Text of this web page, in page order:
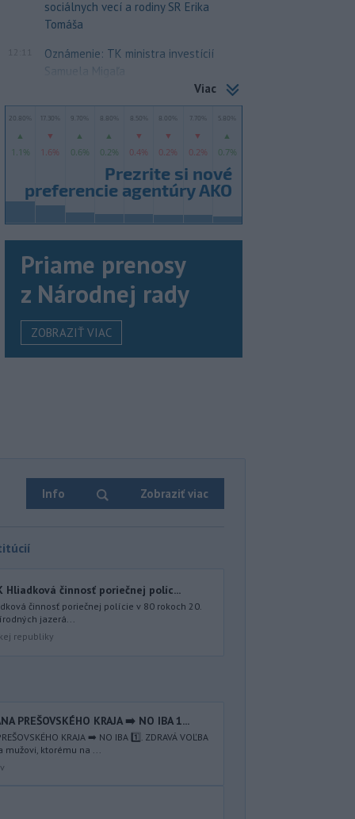
sociálnych vecí a rodiny SR Erika
Tomáša
Oznámenie: TK ministra investícií
Samuela Migaľa
Viac
Priame prenosy
z Národnej rady
ZOBRAZIŤ VIAC
Info Zobraziť viac
Hliadková činnosť poriečnej políc...
činnosť poriečnej polície v 80 rokoch 20.
jazerá...
republiky
PREŠOVSKÉHO KRAJA ➡️ NO IBA 1️...
KRAJA ➡️ NO IBA 1️⃣. ZDRAVÁ VOĽBA
mužovi, ktorému na ...